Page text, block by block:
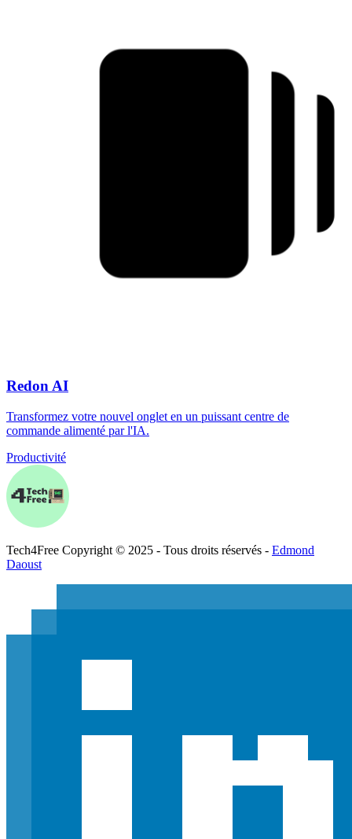
Redon AI
Transformez votre nouvel onglet en un puissant centre de
commande alimenté par l'IA.
Productivité
Tech4Free Copyright © 2025 - Tous droits réservés - Edmond
Daoust